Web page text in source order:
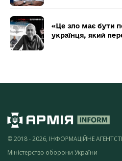
«Це зло має бути
українця, який
© 2018 - 2026, ІНФОРМАЦІЙНЕ
Міністерство оборони України